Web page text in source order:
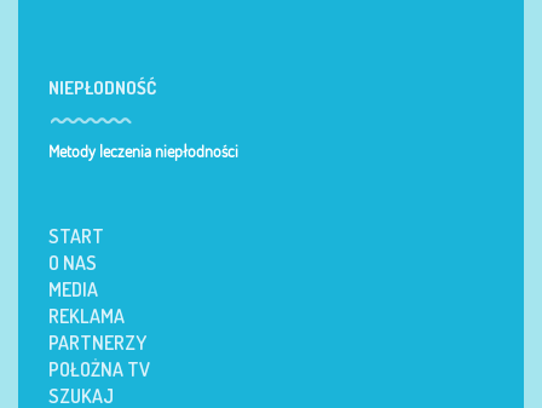
NIEPŁODNOŚĆ
Metody leczenia niepłodności
START
O NAS
MEDIA
REKLAMA
PARTNERZY
POŁOŻNA TV
SZUKAJ